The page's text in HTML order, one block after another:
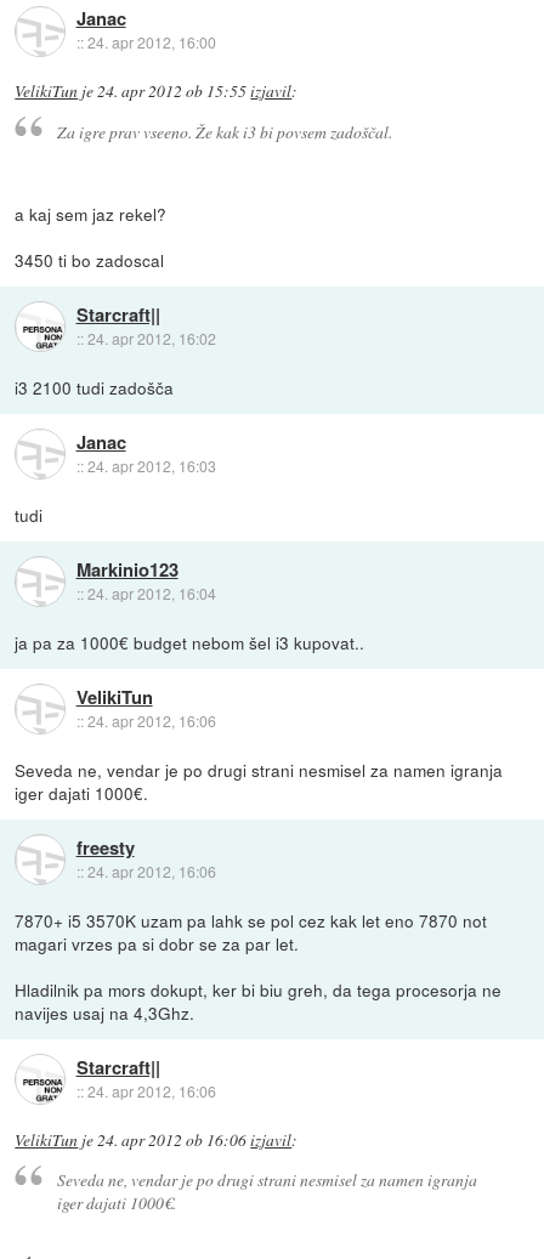
Janac
::24. apr 2012, 16:00
VelikiTun je24. apr 2012 ob 15:55izjavil:
Za igre prav vseeno. Že kak i3 bi povsem zadoščal.
a kaj sem jaz rekel?
3450 ti bo zadoscal
Starcraft||
::24. apr 2012, 16:02
i3 2100 tudi zadošča
Janac
::24. apr 2012, 16:03
tudi
Markinio123
::24. apr 2012, 16:04
ja pa za 1000€ budget nebom šel i3 kupovat..
VelikiTun
::24. apr 2012, 16:06
Seveda ne, vendar je po drugi strani nesmisel za namen igranja
iger dajati 1000€.
freesty
::24. apr 2012, 16:06
7870+ i5 3570K uzam pa lahk se pol cez kak let eno 7870 not
magari vrzes pa si dobr se za par let.
Hladilnik pa mors dokupt, ker bi biu greh, da tega procesorja ne
navijes usaj na 4,3Ghz.
Starcraft||
::24. apr 2012, 16:06
VelikiTun je24. apr 2012 ob 16:06izjavil:
Seveda ne, vendar je po drugi strani nesmisel za namen igranja
iger dajati 1000€.